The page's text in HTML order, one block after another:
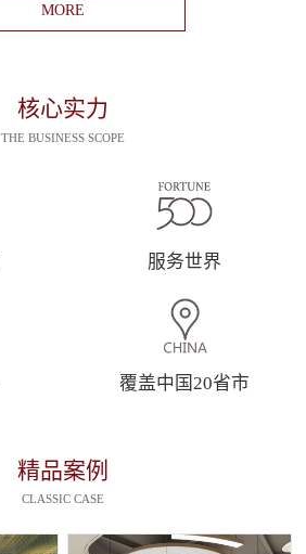
MORE
核心实力
THE BUSINESS SCOPE
服务世界
覆盖中国20省市
精品案例
CLASSIC CASE